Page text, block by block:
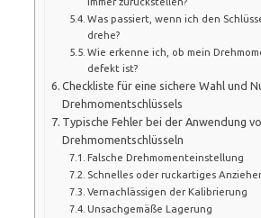
Was passiert, wenn ich den
drehe?
Wie erkenne ich, ob mein
defekt ist?
Checkliste für eine sichere Wahl und
Drehmomentschlüssels
Typische Fehler bei der Anwendung
Drehmomentschlüsseln
Falsche Drehmomenteinstellung
Schnelles oder ruckartiges
Vernachlässigen der Kalibrierung
Unsachgemäße Lagerung